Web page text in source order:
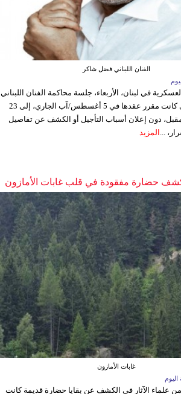
الفنان اللبناني فضل شاكر
في لبنان، الأربعاء، جلسة محاكمة الفنان اللبناني
فضل شاكر، التي كانت مقرر عقدها في 5 أغسطس/آب الجاري، إلى 23
دون إعلان أسباب التأجيل أو الكشف عن تفاصيل
... المزيد
حضارة مفقودة في قلب غابات الأمازون
غابات الأمازون
علماء الآثار في الكشف عن بقايا حضارة قديمة كانت